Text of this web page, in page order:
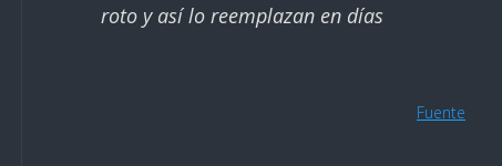
roto y así lo reemplazan en días
Fuente